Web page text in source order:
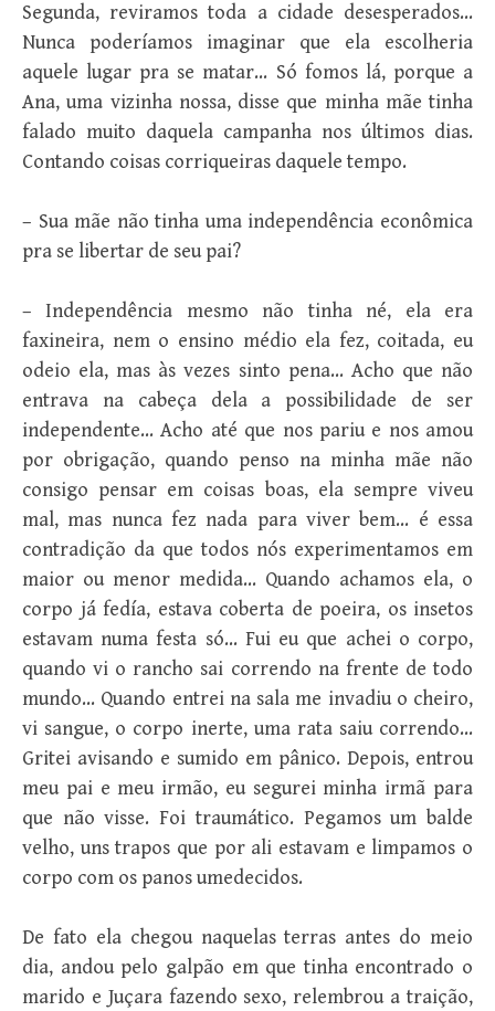
Segunda, reviramos toda a cidade desesperados…
Nunca poderíamos imaginar que ela escolheria
aquele lugar pra se matar… Só fomos lá, porque a
Ana, uma vizinha nossa, disse que minha mãe tinha
falado muito daquela campanha nos últimos dias.
Contando coisas corriqueiras daquele tempo.
– Sua mãe não tinha uma independência econômica
pra se libertar de seu pai?
– Independência mesmo não tinha né, ela era
faxineira, nem o ensino médio ela fez, coitada, eu
odeio ela, mas às vezes sinto pena… Acho que não
entrava na cabeça dela a possibilidade de ser
independente… Acho até que nos pariu e nos amou
por obrigação, quando penso na minha mãe não
consigo pensar em coisas boas, ela sempre viveu
mal, mas nunca fez nada para viver bem… é essa
contradição da que todos nós experimentamos em
maior ou menor medida… Quando achamos ela, o
corpo já fedía, estava coberta de poeira, os insetos
estavam numa festa só… Fui eu que achei o corpo,
quando vi o rancho sai correndo na frente de todo
mundo… Quando entrei na sala me invadiu o cheiro,
vi sangue, o corpo inerte, uma rata saiu correndo…
Gritei avisando e sumido em pânico. Depois, entrou
meu pai e meu irmão, eu segurei minha irmã para
que não visse. Foi traumático. Pegamos um balde
velho, uns trapos que por ali estavam e limpamos o
corpo com os panos umedecidos.
De fato ela chegou naquelas terras antes do meio
dia, andou pelo galpão em que tinha encontrado o
marido e Juçara fazendo sexo, relembrou a traição,